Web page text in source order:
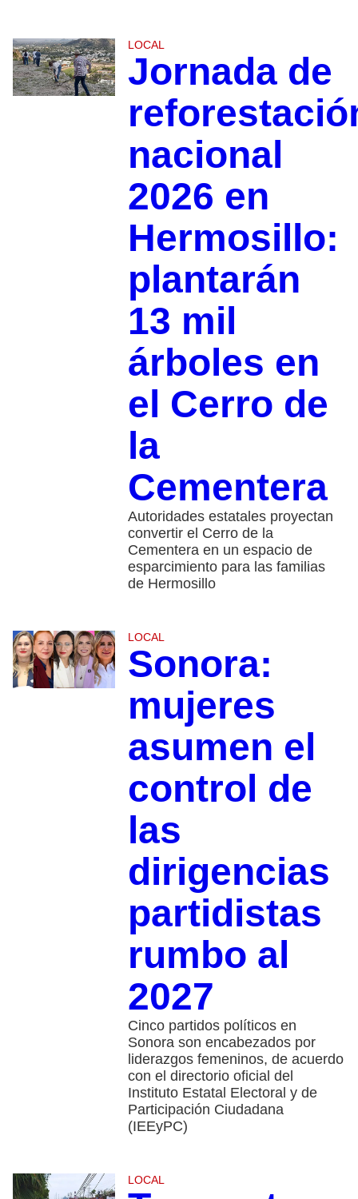
LOCAL
Jornada de
nacional
2026 en
Hermosillo:
plantarán
13 mil
árboles en
el Cerro de
la
Cementera
Autoridades estatales proyectan
convertir el Cerro de la
Cementera en un espacio de
esparcimiento para las familias
de Hermosillo
LOCAL
Sonora:
mujeres
asumen el
control de
las
dirigencias
partidistas
rumbo al
2027
Cinco partidos políticos en
Sonora son encabezados por
liderazgos femeninos, de acuerdo
con el directorio oficial del
Instituto Estatal Electoral y de
Participación Ciudadana
(IEEyPC)
LOCAL